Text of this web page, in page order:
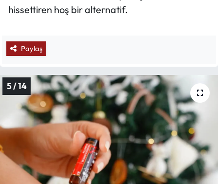
hissettiren hoş bir alternatif.
Paylaş
5 / 14